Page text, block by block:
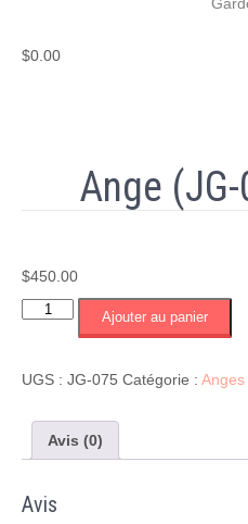
$0.00
Ange
$450.00
quantité
(JG-
Ajouter au panier
UGS : JG-075 Catégorie : Anges
Avis (0)
Avis